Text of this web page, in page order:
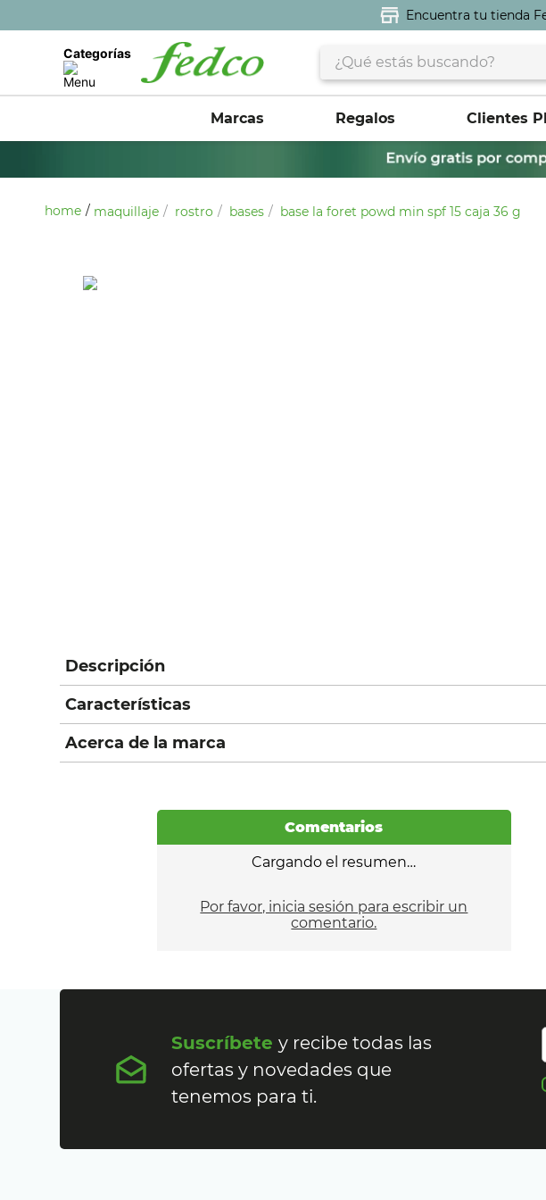
Encuentra tu tienda
Categorías ¿Qué estás buscando?
Marcas Regalos Clientes
maquillaje rostro bases base la foret powd min spf 15 caja 36 g
Descripción
Características
Acerca de la marca
Comentarios
Cargando el resumen…
Por favor, inicia sesión para escribir un
comentario.
Suscríbetey recibe todas las
ofertas y novedades que
tenemos para ti.